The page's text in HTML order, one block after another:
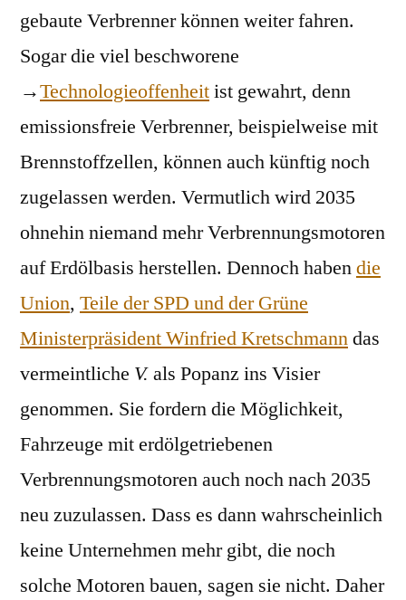
gebaute Verbrenner können weiter fahren.
Sogar die viel beschworene
→Technologieoffenheitist gewahrt, denn
emissionsfreie Verbrenner, beispielweise mit
Brennstoffzellen, können auch künftig noch
zugelassen werden. Vermutlich wird 2035
ohnehin niemand mehr Verbrennungsmotoren
auf Erdölbasis herstellen. Dennoch habendie
Union, Teile der SPD und der Grüne
Ministerpräsident Winfried Kretschmanndas
vermeintliche V.als Popanz ins Visier
genommen. Sie fordern die Möglichkeit,
Fahrzeuge mit erdölgetriebenen
Verbrennungsmotoren auch noch nach 2035
neu zuzulassen. Dass es dann wahrscheinlich
keine Unternehmen mehr gibt, die noch
solche Motoren bauen, sagen sie nicht. Daher